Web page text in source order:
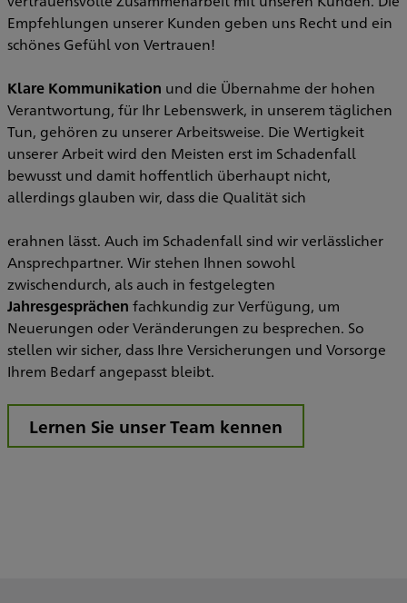
Empfehlungen unserer Kunden geben uns Recht und ein
schönes Gefühl von Vertrauen!
Klare Kommunikation und die Übernahme der hohen
Verantwortung, für Ihr Lebenswerk, in unserem täglichen
Tun, gehören zu unserer Arbeitsweise. Die Wertigkeit
unserer Arbeit wird den Meisten erst im Schadenfall
bewusst und damit hoffentlich überhaupt nicht,
allerdings glauben wir, dass die Qualität sich
erahnen lässt. Auch im Schadenfall sind wir verlässlicher
Ansprechpartner. Wir stehen Ihnen sowohl
zwischendurch, als auch in festgelegten
Jahresgesprächen fachkundig zur Verfügung, um
Neuerungen oder Veränderungen zu besprechen. So
stellen wir sicher, dass Ihre Versicherungen und Vorsorge
Ihrem Bedarf angepasst bleibt.
Lernen Sie unser Team kennen